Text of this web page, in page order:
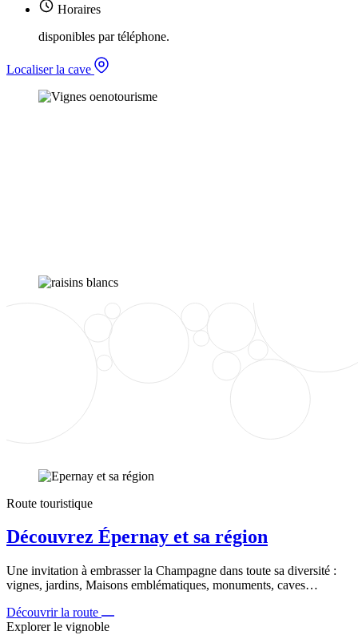
Horaires
disponibles par téléphone.
Localiser la cave
Route touristique
Découvrez Épernay et sa région
Une invitation à embrasser la Champagne dans toute sa diversité :
vignes, jardins, Maisons emblématiques, monuments, caves…
Découvrir la route
Explorer le vignoble